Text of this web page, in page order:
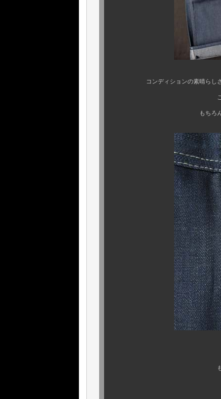
コンディションの素晴らしさは、
この雰囲気、存在
もちろん、『 ヤケ 』 や
もちろん、ソコは